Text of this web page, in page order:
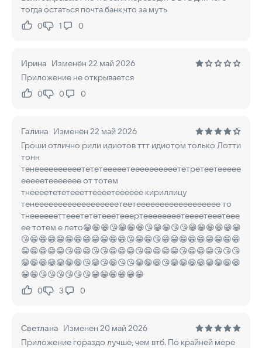
тогда остаться почта банк,что за муть
Нравится:
0Не нравится:
1 0
Ирина Изменён 22 май 2026
Приложение не открывается
Нравится:
0Не нравится:
0 0
Галина Изменён 22 май 2026
Гроши отлично рили идиотов ттт идиотом только Лотти
тонн
тенеееееееееетететееееетеееееееееететретеетеееее
ееееетеееееее от тотем
тнеееетететеееттеееетееееее кириллицу
тенеееееееееееееееееетеетееееееееееееееееее то
тнееееееттееетететееетееертеееееееетеееетееетеее
ее тотем е лето😁😁😁😘😁😁😁😘😁😁😘😘😁😁😁😁😁😁
😘😁😁😁😁😁😁😁😁😁😁😁😘😁😁😘😁😁😁😁😁😁😁😁😁
😁😁😁😁😁😘😁😁😘😘😁😁😁😘😁😁😁😁😘😁😁😁😘😘😘
😁😁😁😁😁😁😁😘😁😘😁😘😘😁😁😁😘😁😁😁😁😁😁😁😁
😁😁😘😘😘😘😘😘😁😁😁😁😁😁
Нравится:
0Не нравится:
3 0
Светлана Изменён 20 май 2026
Приложение гораздо лучше, чем втб. По крайней мере